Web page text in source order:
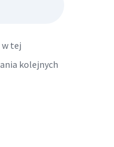
tej
kolejnych